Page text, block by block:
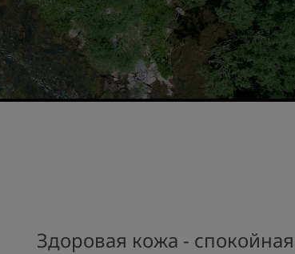
Здоровая кожа -